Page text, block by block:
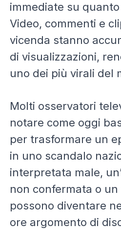
immediate su
Video, commenti e
vicenda stanno
di visualizzazioni,
uno dei più virali del
Molti osservatori
notare come oggi
per trasformare un
in uno scandalo
interpretata male,
non confermata o
possono diventare
ore argomento di